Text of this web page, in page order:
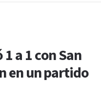
a 1 con San
en un partido